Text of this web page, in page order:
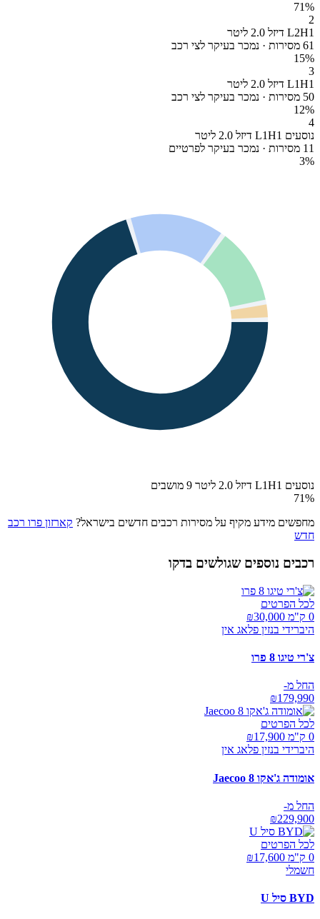
71%
2
L2H1 דיזל 2.0 ליטר
61 מסירות · נמכר בעיקר לצי רכב
15%
3
L1H1 דיזל 2.0 ליטר
50 מסירות · נמכר בעיקר לצי רכב
12%
4
נוסעים L1H1 דיזל 2.0 ליטר
11 מסירות · נמכר בעיקר לפרטיים
3%
נוסעים L1H1 דיזל 2.0 ליטר 9 מושבים
71%
מחפשים מידע מקיף על מסירות רכבים חדשים בישראל? קארזון פרו רכב
חדש
רכבים נוספים שגולשים בדקו
לכל הפרטים
0 ק"מ ₪
30,000
היברידי בנזין פלאג אין
צ'רי טיגו 8 פרו
החל מ-
₪179,990
לכל הפרטים
0 ק"מ ₪
17,900
היברידי בנזין פלאג אין
אומודה ג'אקו Jaecoo 8
החל מ-
₪229,900
לכל הפרטים
0 ק"מ ₪
17,600
חשמלי
BYD סיל U